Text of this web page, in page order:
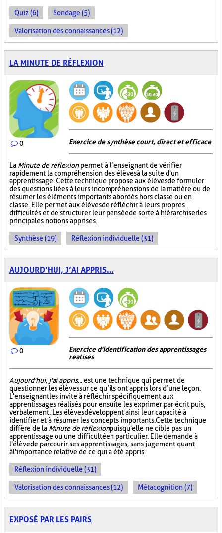
Quiz (6) Sondage (5)
Valorisation des connaissances (12)
LA MINUTE DE RÉFLEXION
0 Exercice de synthèse court, direct et efficace
La Minute de réflexionpermet à l’enseignant de vérifier
rapidement la compréhension des élèves à la suite d'un
apprentissage. Cette technique propose aux élèves de formuler
des questions liées à leurs incompréhensions de la matière ou de
résumer les éléments importants abordés hors classe ou en
classe. Elle permet aux élèves de réfléchir à leurs propres
difficultés et de structurer leur pensée de sorte à hiérarchiser les
principales notions apprises.
Synthèse (19) Réflexion individuelle (31)
AUJOURD’HUI, J’AI APPRIS...
0
Exercice d'identification des apprentissages
réalisés
Aujourd'hui, j'ai appris...est une technique qui permet de
questionner les élèves sur ce qu’ils ont appris lors d’une leçon.
L'enseignant les invite à réfléchir spécifiquement aux
apprentissages réalisés pour ensuite les exprimer par écrit puis,
verbalement. Les élèves développent ainsi leur capacité à
identifier et à résumer les concepts importants. Cette technique
diffère de la Minute de réflexionpuisqu'elle ne cible pas un
apprentissage ou une difficulté en particulier. Elle demande à
l'élève de parcourir ses apprentissages, sans jugement quant
à l'importance relative de ce qui a été appris.
Réflexion individuelle (31)
Valorisation des connaissances (12) Métacognition (7)
EXPOSÉ PAR LES PAIRS